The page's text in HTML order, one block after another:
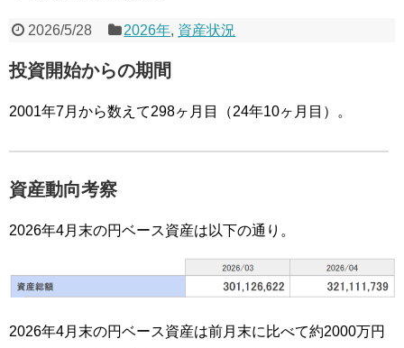
2026/5/28 2026年, 資産状況
投資開始からの期間
2001年7月から数えて298ヶ月目（24年10ヶ月目）。
資産動向考察
2026年4月末の円ベース資産は以下の通り。
2026年4月末の円ベース資産は前月末に比べて約2000万円